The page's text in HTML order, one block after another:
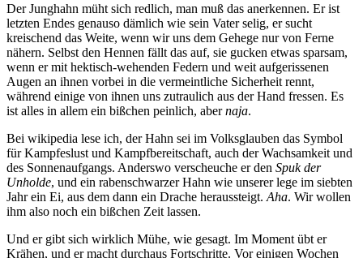
Der Junghahn müht sich redlich, man muß das anerkennen. Er ist
letzten Endes genauso dämlich wie sein Vater selig, er sucht
kreischend das Weite, wenn wir uns dem Gehege nur von Ferne
nähern. Selbst den Hennen fällt das auf, sie gucken etwas sparsam,
wenn er mit hektisch-wehenden Federn und weit aufgerissenen
Augen an ihnen vorbei in die vermeintliche Sicherheit rennt,
während einige von ihnen uns zutraulich aus der Hand fressen. Es
ist alles in allem ein bißchen peinlich, abernaja.
Bei wikipedia lese ich, der Hahn sei im Volksglauben das Symbol
für Kampfeslust und Kampfbereitschaft, auch der Wachsamkeit und
des Sonnenaufgangs. Anderswo verscheuche er den Spuk der
Unholde, und ein rabenschwarzer Hahn wie unserer lege im siebten
Jahr ein Ei, aus dem dann ein Drache heraussteigt. Aha. Wir wollen
ihm also noch ein bißchen Zeit lassen.
Und er gibt sich wirklich Mühe, wie gesagt. Im Moment übt er
Krähen, und er macht durchaus Fortschritte. Vor einigen Wochen